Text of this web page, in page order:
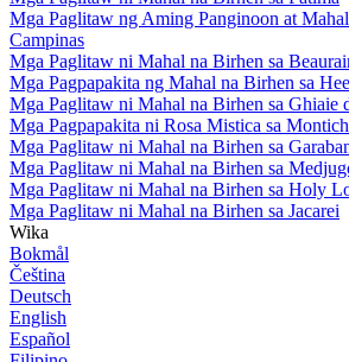
Mga Paglitaw ng Aming Panginoon at
Campinas
Mga Paglitaw ni Mahal na Birhen sa
Mga Pagpapakita ng Mahal na Birhen sa
Mga Paglitaw ni Mahal na Birhen sa Ghiaie
Mga Pagpapakita ni Rosa Mistica sa
Mga Paglitaw ni Mahal na Birhen sa
Mga Paglitaw ni Mahal na Birhen sa
Mga Paglitaw ni Mahal na Birhen sa Holy
Mga Paglitaw ni Mahal na Birhen sa Jacarei
Wika
Bokmål
Čeština
Deutsch
English
Español